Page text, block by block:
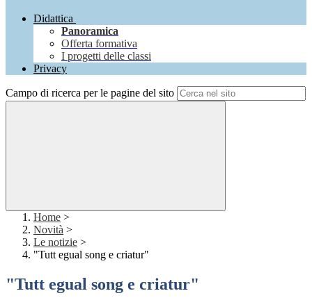
Didattica
Panoramica
Offerta formativa
I progetti delle classi
Privacy
Campo di ricerca per le pagine del sito
Home >
Novità >
Le notizie >
"Tutt egual song e criatur"
"Tutt egual song e criatur"